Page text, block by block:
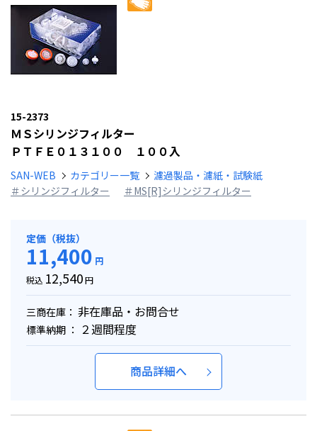
15-2373
ＭＳシリンジフィルター
ＰＴＦＥ０１３１００ １００入
SAN-WEB カテゴリー一覧
濾過製品・濾紙・試験紙
＃シリンジフィルター
＃MS[R]シリンジフィルター
定価（税抜）
11,400 円
税込 12,540円
三商在庫： 非在庫品・お問合せ
標準納期 ： ２週間程度
商品詳細へ